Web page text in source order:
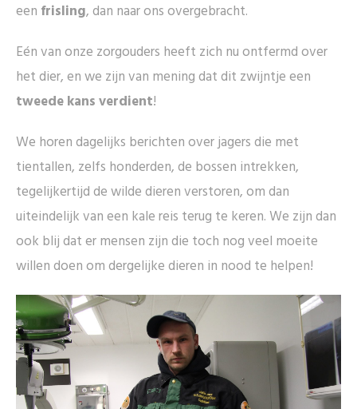
een frisling, dan naar ons overgebracht.
Eén van onze zorgouders heeft zich nu ontfermd over
het dier, en we zijn van mening dat dit zwijntje een
tweede kans verdient!
We horen dagelijks berichten over jagers die met
tientallen, zelfs honderden, de bossen intrekken,
tegelijkertijd de wilde dieren verstoren, om dan
uiteindelijk van een kale reis terug te keren. We zijn dan
ook blij dat er mensen zijn die toch nog veel moeite
willen doen om dergelijke dieren in nood te helpen!